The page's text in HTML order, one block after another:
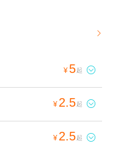

¥ 5起 
¥ 2.5起 
¥ 2.5起 